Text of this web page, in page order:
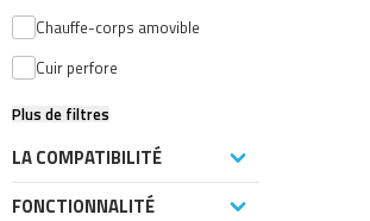
Chauffe-corps amovible
Cuir perfore
Plus de filtres
LA COMPATIBILITÉ
FONCTIONNALITÉ